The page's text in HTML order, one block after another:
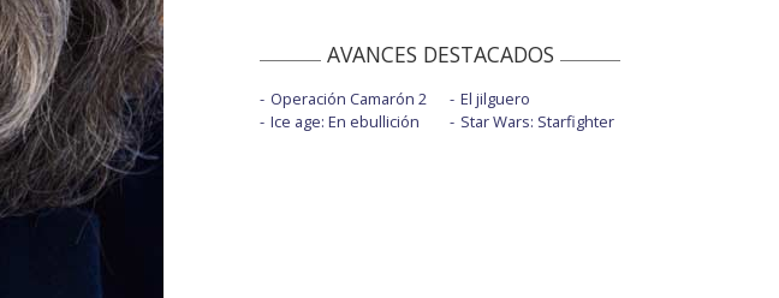
AVANCES DESTACADOS
Operación Camarón 2
Ice age: En ebullición
El jilguero
Star Wars: Starfighter